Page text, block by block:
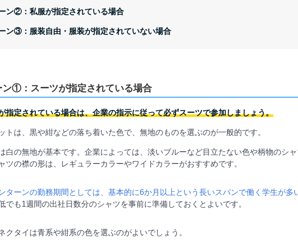
ン②：私服が指定されている場合
ン③：服装自由・服装が指定されていない場合
ン①：スーツが指定されている場合
指定されている場合は、企業の指示に従って必ずスーツで参加しましょう。
トは、黒や紺などの落ち着いた色で、無地のものを選ぶのが一般的です。
白の無地が基本です。企業によっては、淡いブルーなど目立たない色や柄物のシ
ツの襟の形は、レギュラーカラーやワイドカラーがおすすめです。
ターンの勤務期間としては、基本的に6か月以上という長いスパンで働く学生が多
でも1週間の出社日数分のシャツを事前に準備しておくとよいです。
クタイは青系や紺系の色を選ぶのがよいでしょう。